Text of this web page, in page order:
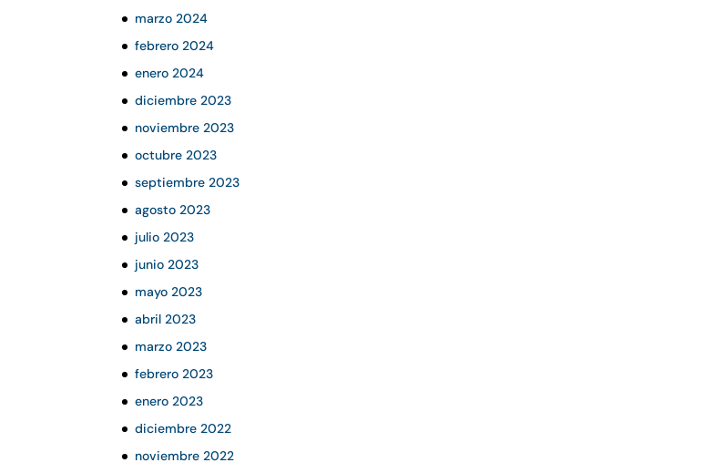
marzo 2024
febrero 2024
enero 2024
diciembre 2023
noviembre 2023
octubre 2023
septiembre 2023
agosto 2023
julio 2023
junio 2023
mayo 2023
abril 2023
marzo 2023
febrero 2023
enero 2023
diciembre 2022
noviembre 2022